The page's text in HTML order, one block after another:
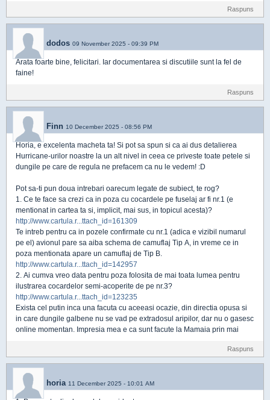
Raspuns
dodos 09 November 2025 - 09:39 PM
Arata foarte bine, felicitari. Iar documentarea si discutiile sunt la fel de
faine!
Raspuns
Finn 10 December 2025 - 08:56 PM
Horia, e excelenta macheta ta! Si pot sa spun si ca ai dus detalierea
Hurricane-urilor noastre la un alt nivel in ceea ce priveste toate petele si
dungile pe care de regula ne prefacem ca nu le vedem! :D
Pot sa-ti pun doua intrebari oarecum legate de subiect, te rog?
1. Ce te face sa crezi ca in poza cu cocardele pe fuselaj ar fi nr.1 (e
mentionat in cartea ta si, implicit, mai sus, in topicul acesta)?
http://www.cartula.r...ttach_id=161309
Te intreb pentru ca in pozele confirmate cu nr.1 (adica e vizibil numarul
pe el) avionul pare sa aiba schema de camuflaj Tip A, in vreme ce in
poza mentionata apare un camuflaj de Tip B.
http://www.cartula.r...ttach_id=142957
2. Ai cumva vreo data pentru poza folosita de mai toata lumea pentru
ilustrarea cocardelor semi-acoperite de pe nr.3?
http://www.cartula.r...ttach_id=123235
Exista cel putin inca una facuta cu aceeasi ocazie, din directia opusa si
in care dungile galbene nu se vad pe extradosul aripilor, dar nu o gasesc
online momentan. Impresia mea e ca sunt facute la Mamaia prin mai
Raspuns
horia 11 December 2025 - 10:01 AM